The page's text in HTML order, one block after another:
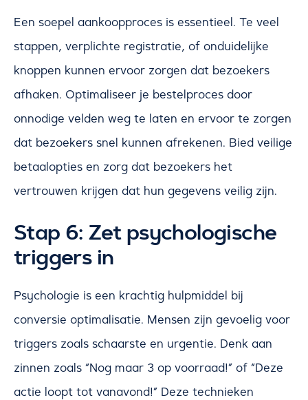
Een soepel aankoopproces is essentieel. Te veel
stappen, verplichte registratie, of onduidelijke
knoppen kunnen ervoor zorgen dat bezoekers
afhaken. Optimaliseer je bestelproces door
onnodige velden weg te laten en ervoor te zorgen
dat bezoekers snel kunnen afrekenen. Bied veilige
betaalopties en zorg dat bezoekers het
vertrouwen krijgen dat hun gegevens veilig zijn.
Stap 6: Zet psychologische
triggers in
Psychologie is een krachtig hulpmiddel bij
conversie optimalisatie. Mensen zijn gevoelig voor
triggers zoals schaarste en urgentie. Denk aan
zinnen zoals “Nog maar 3 op voorraad!” of “Deze
actie loopt tot vanavond!” Deze technieken